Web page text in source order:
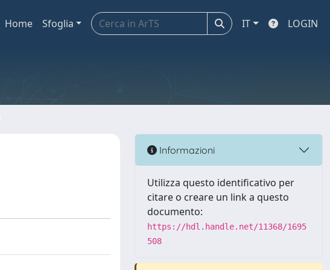
Home Sfoglia IT LOGIN
Informazioni
Utilizza questo identificativo per
citare o creare un link a questo
documento:
https://hdl.handle.net/11368/1695
508